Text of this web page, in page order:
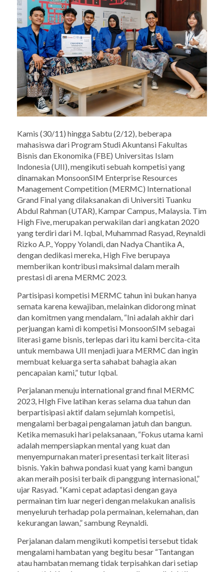
Kamis (30/11) hingga Sabtu (2/12), beberapa
mahasiswa dari Program Studi Akuntansi Fakultas
Bisnis dan Ekonomika (FBE) Universitas Islam
Indonesia (UII), mengikuti sebuah kompetisi yang
dinamakan MonsoonSIM Enterprise Resources
Management Competition (MERMC) International
Grand Final yang dilaksanakan di Universiti Tuanku
Abdul Rahman (UTAR), Kampar Campus, Malaysia. Tim
High Five, merupakan perwakilan dari angkatan 2020
yang terdiri dari M. Iqbal, Muhammad Rasyad, Reynaldi
Rizko A.P., Yoppy Yolandi, dan Nadya Chantika A,
dengan dedikasi mereka, High Five berupaya
memberikan kontribusi maksimal dalam meraih
prestasi di arena MERMC 2023.
Partisipasi kompetisi MERMC tahun ini bukan hanya
semata karena kewajiban, melainkan didorong minat
dan komitmen yang mendalam, “Ini adalah akhir dari
perjuangan kami di kompetisi MonsoonSIM sebagai
literasi game bisnis, terlepas dari itu kami bercita-cita
untuk membawa UII menjadi juara MERMC dan ingin
membuat keluarga serta sahabat bahagia akan
pencapaian kami,” tutur Iqbal.
Perjalanan menuju international grand finalMERMC
2023, HIgh Five latihan keras selama dua tahun dan
berpartisipasi aktif dalam sejumlah kompetisi,
mengalami berbagai pengalaman jatuh dan bangun.
Ketika memasuki hari pelaksanaan, “Fokus utama kami
adalah mempersiapkan mental yang kuat dan
menyempurnakan materi presentasi terkait literasi
bisnis. Yakin bahwa pondasi kuat yang kami bangun
akan meraih posisi terbaik di panggung internasional,”
ujar Rasyad. “Kami cepat adaptasi dengan gaya
permainan tim luar negeri dengan melakukan analisis
menyeluruh terhadap pola permainan, kelemahan, dan
kekurangan lawan,” sambung Reynaldi.
Perjalanan dalam mengikuti kompetisi tersebut tidak
mengalami hambatan yang begitu besar “Tantangan
atau hambatan memang tidak terpisahkan dari setiap